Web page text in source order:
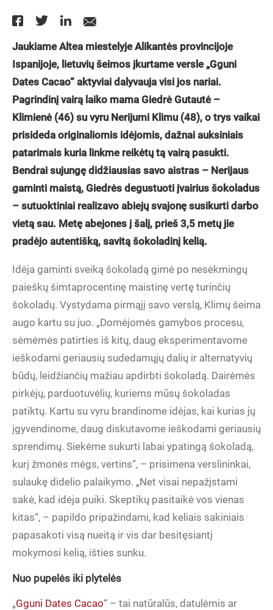
Jaukiame Altea miestelyje Alikantės provincijoje
Ispanijoje, lietuvių šeimos įkurtame versle „Gguni
Dates Cacao“ aktyviai dalyvauja visi jos nariai.
Pagrindinį vairą laiko mama Giedrė Gutautė –
Klimienė (46) su vyru Nerijumi Klimu (48), o trys vaikai
prisideda originaliomis idėjomis, dažnai auksiniais
patarimais kuria linkme reikėtų tą vairą pasukti.
Bendrai sujungę didžiausias savo aistras – Nerijaus
gaminti maistą, Giedrės degustuoti įvairius šokoladus
– sutuoktiniai realizavo abiejų svajonę susikurti darbo
vietą sau. Metę abejones į šalį, prieš 3,5 metų jie
pradėjo autentišką, savitą šokoladinį kelią.
Idėja gaminti sveiką šokoladą gimė po nesėkmingų
paieškų šimtaprocentinę maistinę vertę turinčių
šokoladų. Vystydama pirmąjį savo verslą, Klimų šeima
augo kartu su juo. „Domėjomės gamybos procesu,
sėmėmės patirties iš kitų, daug eksperimentavome
ieškodami geriausių sudedamųjų dalių ir alternatyvių
būdų, leidžiančių mažiau apdirbti šokoladą. Dairėmės
pirkėjų, parduotuvėlių, kuriems mūsų šokoladas
patiktų. Kartu su vyru brandinome idėjas, kai kurias jų
įgyvendinome, daug diskutavome ieškodami geriausių
sprendimų. Siekėme sukurti labai ypatingą šokoladą,
kurį žmonės mėgs, vertins“, – prisimena verslininkai,
sulaukę didelio palaikymo. „Net visai nepažįstami
sakė, kad idėja puiki. Skeptikų pasitaikė vos vienas
kitas“, – papildo pripažindami, kad keliais sakiniais
papasakoti visą nueitą ir vis dar besitęsiantį
mokymosi kelią, išties sunku.
Nuo pupelės iki plytelės
„Gguni Dates Cacao“ – tai natūralūs, datulėmis ar